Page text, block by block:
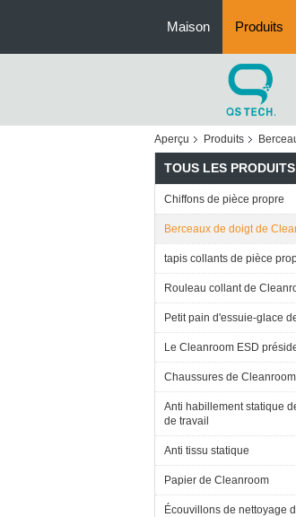
Maison Produits
Aperçu Produits
TOUS LES PRODUITS
Chiffons de pièce propre
Berceaux de doigt de
tapis collants de pièce
Rouleau collant de
Petit pain d'essuie-glace
Le Cleanroom ESD
Chaussures de
Anti habillement statique
de travail
Anti tissu statique
Papier de Cleanroom
Écouvillons de nettoyage